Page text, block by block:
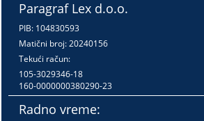
Paragraf Lex d.o.o.
PIB: 104830593
Matični broj: 20240156
Tekući račun:
105-3029346-18
160-0000000380290-23
Radno vreme: